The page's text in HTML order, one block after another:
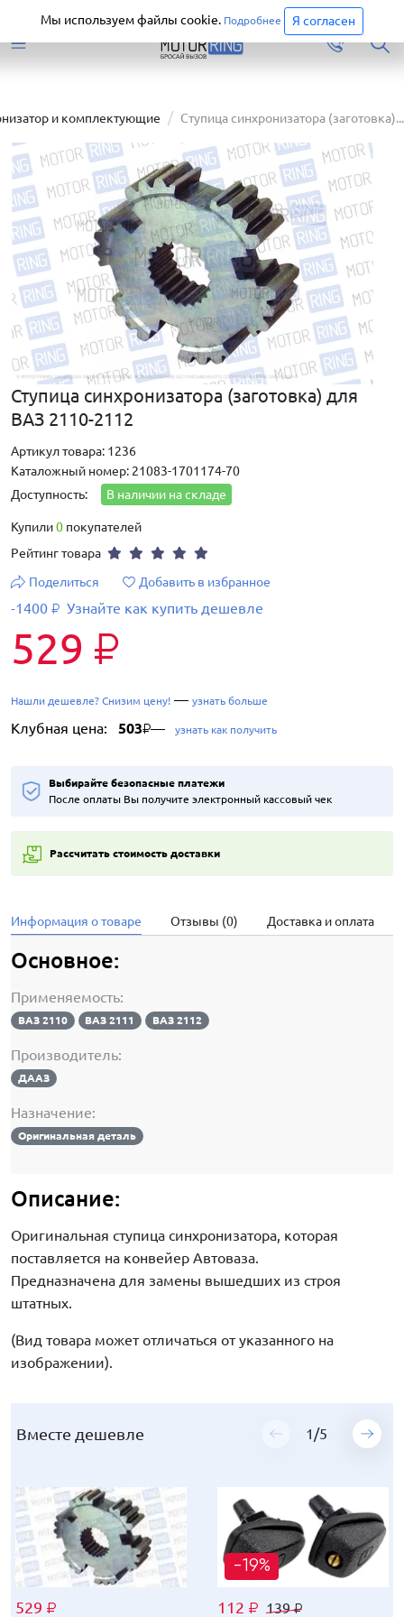
Перейти
и комплектующие Ступица синхронизатора (заготовка)...
Ступица синхронизатора (заготовка) для
ВАЗ 2110-2112
Артикул товара: 1236
Каталожный номер: 21083-1701174-70
Доступность:
В наличии на складе
Купили0 покупателей
Рейтинг товара
Поделиться
Добавить в избранное
-1400 ₽ Узнайте как купить дешевле
529 ₽
Нашли дешевле? Снизим цену! — узнать больше
Клубная цена: 503₽— узнать как получить
Выбирайте безопасные платежи
После оплаты Вы получите электронный кассовый чек
Рассчитать стоимость доставки
Информация о товаре Отзывы (0) Доставка и оплата
Основное:
Применяемость:
ВАЗ 2110 ВАЗ 2111 ВАЗ 2112
Производитель:
ДААЗ
Назначение:
Оригинальная деталь
Описание:
Оригинальная ступица синхронизатора, которая
поставляется на конвейер Автоваза.
Предназначена для замены вышедших из строя
штатных.
(Вид товара может отличаться от указанного на
изображении).
Вместе дешевле 1 /5
529 ₽
-19%
112 ₽ 139₽
Вместе дешевле 1 /5
529 ₽
-18%
162 ₽ 169₽
Вместе дешевле 1 /5
529 ₽
-19%
112 ₽ 139₽
Вместе дешевле 1 /5
529 ₽
-12%
296 ₽ 309₽
Вместе дешевле 1 /5
529 ₽
-19%
143 ₽ 149₽
Мы используем файлы cookie. Подробнее Я согласен